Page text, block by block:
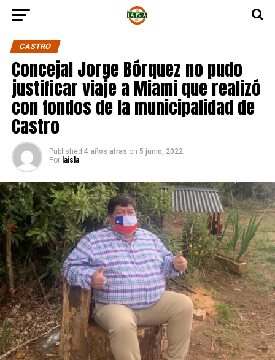
CASTRO
Concejal Jorge Bórquez no pudo
justificar viaje a Miami que realizó
con fondos de la municipalidad de
Castro
Published 4 años atras on 5 junio, 2022
Por laisla